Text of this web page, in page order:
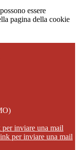
essere
pagina della cookie
inviare una mail
per inviare una mail